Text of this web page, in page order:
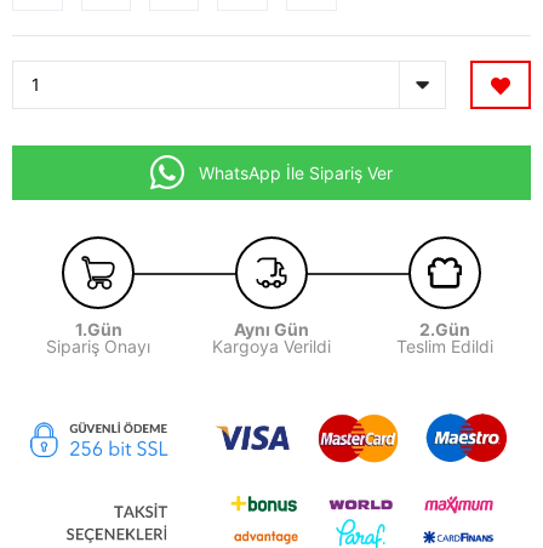
WhatsApp İle Sipariş Ver
1.Gün
Sipariş Onayı
Aynı Gün
Kargoya Verildi
2.Gün
Teslim Edildi